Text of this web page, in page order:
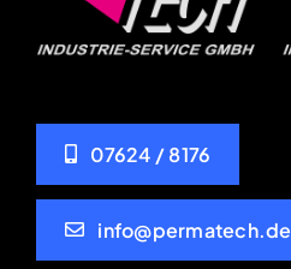
07624 / 8176
info@permatech.de